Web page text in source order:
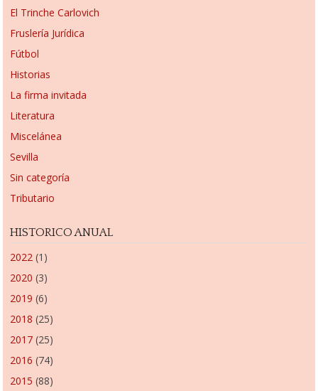
El Trinche Carlovich
Fruslería Jurídica
Fútbol
Historias
La firma invitada
Literatura
Miscelánea
Sevilla
Sin categoría
Tributario
HISTORICO ANUAL
2022 (1)
2020 (3)
2019 (6)
2018 (25)
2017 (25)
2016 (74)
2015 (88)